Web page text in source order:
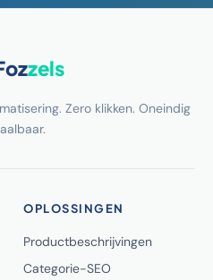
zels
Zero klikken. Oneindig
OPLOSSINGEN
Productbeschrijvingen
Categorie-SEO